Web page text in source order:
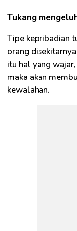
Tukang
Tipe kepribadian
orang
itu hal yang
maka akan
kewalahan.